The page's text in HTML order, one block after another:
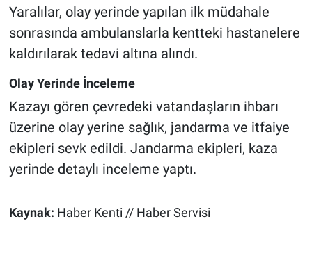
Yaralılar, olay yerinde yapılan ilk müdahale
sonrasında ambulanslarla kentteki hastanelere
kaldırılarak tedavi altına alındı.
Olay Yerinde İnceleme
Kazayı gören çevredeki vatandaşların ihbarı
üzerine olay yerine sağlık, jandarma ve itfaiye
ekipleri sevk edildi. Jandarma ekipleri, kaza
yerinde detaylı inceleme yaptı.
Kaynak: Haber Kenti // Haber Servisi